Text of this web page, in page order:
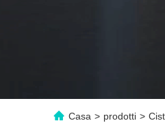
Casa > prodotti >